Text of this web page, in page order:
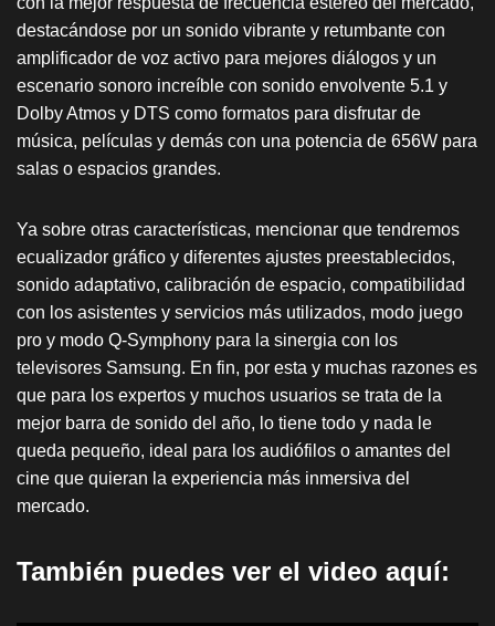
destacándose por un sonido vibrante y retumbante con
amplificador de voz activo para mejores diálogos y un
escenario sonoro increíble con sonido envolvente 5.1 y
Dolby Atmos y DTS como formatos para disfrutar de
música, películas y demás con una potencia de 656W para
salas o espacios grandes.
Ya sobre otras características, mencionar que tendremos
ecualizador gráfico y diferentes ajustes preestablecidos,
sonido adaptativo, calibración de espacio, compatibilidad
con los asistentes y servicios más utilizados, modo juego
pro y modo Q-Symphony para la sinergia con los
televisores Samsung. En fin, por esta y muchas razones es
que para los expertos y muchos usuarios se trata de la
mejor barra de sonido del año, lo tiene todo y nada le
queda pequeño, ideal para los audiófilos o amantes del
cine que quieran la experiencia más inmersiva del
mercado.
También puedes ver el video aquí: